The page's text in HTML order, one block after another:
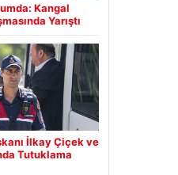
Kangal
Yarıştı
İlkay Çiçek ve
Tutuklama